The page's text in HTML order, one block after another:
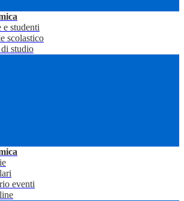
e studenti
scolastico
studio
eventi